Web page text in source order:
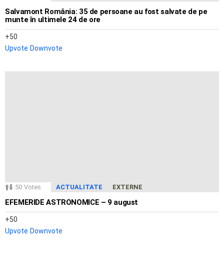
Salvamont România: 35 de persoane au fost salvate de pe
munte în ultimele 24 de ore
50
Upvote Downvote
50 Votes ACTUALITATE EXTERNE
EFEMERIDE ASTRONOMICE – 9 august
50
Upvote Downvote